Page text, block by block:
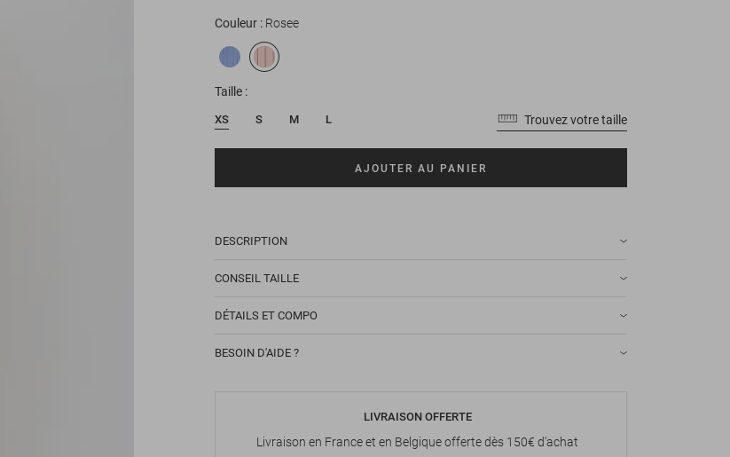
Couleur Rosee
Taille
XS S M L Trouvez votre taille
AJOUTER AU PANIER
DESCRIPTION
CONSEIL TAILLE
DÉTAILS ET COMPO
BESOIN D'AIDE ?
LIVRAISON OFFERTE
Livraison en France et en Belgique offerte dès 150€ d'achat